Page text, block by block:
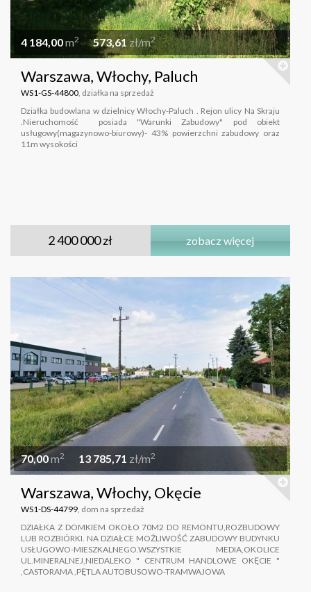
4 184,00m2 573,61 zł/m2
Warszawa, Włochy, Paluch
WS1-GS-44800, działka na sprzedaż
Działka budowlana w dzielnicy Włochy-Paluch . Rejon ulicy Na Skraju
.Nieruchomość posiada "Warunki Zabudowy" pod obiekt
usługowy(magazynowo-biurowy)- 43% powierzchni zabudowy oraz
11m wysokości
2 400 000 zł zobacz więcej
70,00m2 13 785,71 zł/m2
Warszawa, Włochy, Okęcie
WS1-DS-44799, dom na sprzedaż
DZIAŁKA Z DOMKIEM OKOŁO 70M2 DO REMONTU,ROZBUDOWY
LUB ROZBIÓRKI. NA DZIAŁCE MOŻLIWOŚĆ ZABUDOWY BUDYNKU
USŁUGOWO-MIESZKALNEGO.WSZYSTKIE MEDIA,OKOLICE
UL.MINERALNEJ,NIEDALEKO " CENTRUM HANDLOWE OKĘCIE "
,CASTORAMA ,PĘTLA AUTOBUSOWO-TRAMWAJOWA